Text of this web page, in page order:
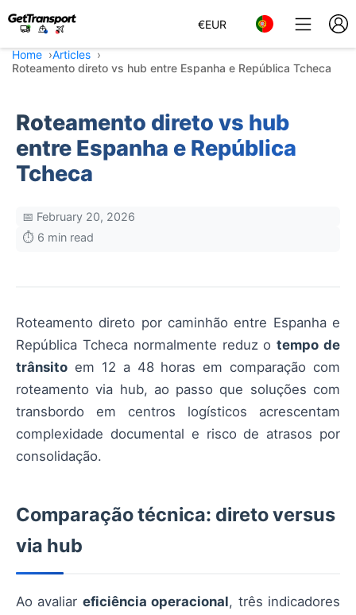
€EUR
Home
Articles
Roteamento direto vs hub entre Espanha e República Tcheca
Roteamento direto vs hub
entre Espanha e República
Tcheca
📅 February 20, 2026
⏱️ 6 min read
Roteamento direto por caminhão entre Espanha e
República Tcheca normalmente reduz otempo de
trânsito em 12 a 48 horas em comparação com
roteamento via hub, ao passo que soluções com
transbordo em centros logísticos acrescentam
complexidade documental e risco de atrasos por
consolidação.
Comparação técnica: direto versus
via hub
Ao avaliar eficiência operacional, três indicadores